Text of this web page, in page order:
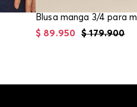
$ 179.900
$ 89.950